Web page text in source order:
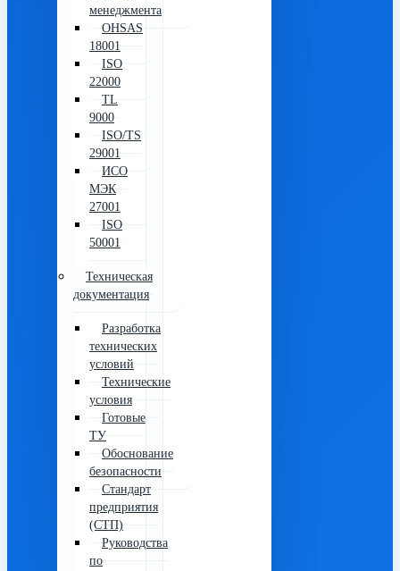
менеджмента
OHSAS
18001
ISO
22000
TL
9000
ISO/TS
29001
ИСО
МЭК
27001
ISO
50001
Техническая
документация
Разработка
технических
условий
Технические
условия
Готовые
ТУ
Обоснование
безопасности
Стандарт
предприятия
(СТП)
Руководства
по